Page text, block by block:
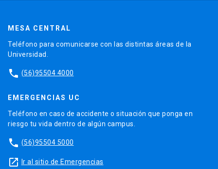
MESA CENTRAL
Teléfono para comunicarse con las distintas áreas de la
Universidad.
phone (56)95504 4000
EMERGENCIAS UC
Teléfono en caso de accidente o situación que ponga en
riesgo tu vida dentro de algún campus.
phone (56)95504 5000
launch Ir al sitio de Emergencias